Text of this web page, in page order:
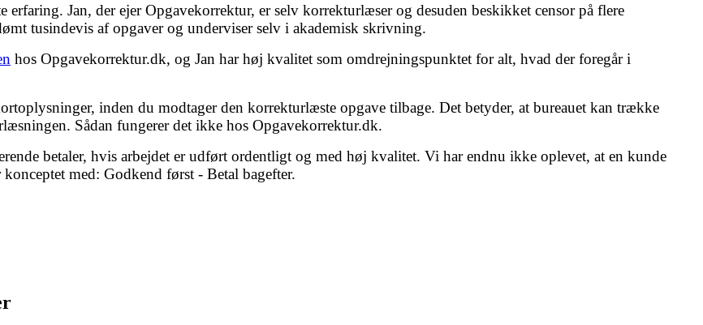
Jan, der ejer Opgavekorrektur, er selv korrekturlæser og desuden beskikket censor på flere
tusindevis af opgaver og underviser selv i akademisk skrivning.
hos Opgavekorrektur.dk, og Jan har høj kvalitet som omdrejningspunktet for alt, hvad der foregår i
inden du modtager den korrekturlæste opgave tilbage. Det betyder, at bureauet kan trække
Sådan fungerer det ikke hos Opgavekorrektur.dk.
betaler, hvis arbejdet er udført ordentligt og med høj kvalitet. Vi har endnu ikke oplevet, at en kunde
med: Godkend først - Betal bagefter.